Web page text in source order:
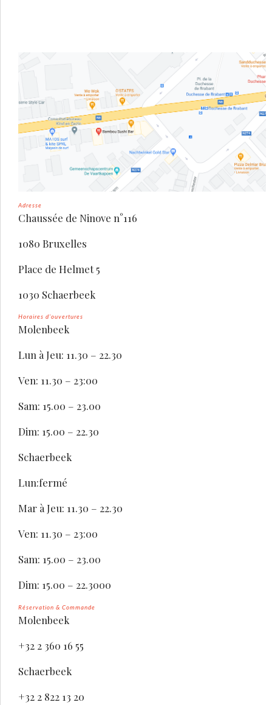
Adresse
Chaussée de Ninove n°116
1080 Bruxelles
Place de Helmet 5
1030 Schaerbeek
Horaires d’ouvertures
Molenbeek
Lun à Jeu: 11.30 – 22.30
Ven: 11.30 – 23:00
Sam: 15.00 – 23.00
Dim: 15.00 – 22.30
Schaerbeek
Lun:fermé
Mar à Jeu: 11.30 – 22.30
Ven: 11.30 – 23:00
Sam: 15.00 – 23.00
Dim: 15.00 – 22.3000
Réservation & Commande
Molenbeek
+32 2 360 16 55
Schaerbeek
+32 2 822 13 20